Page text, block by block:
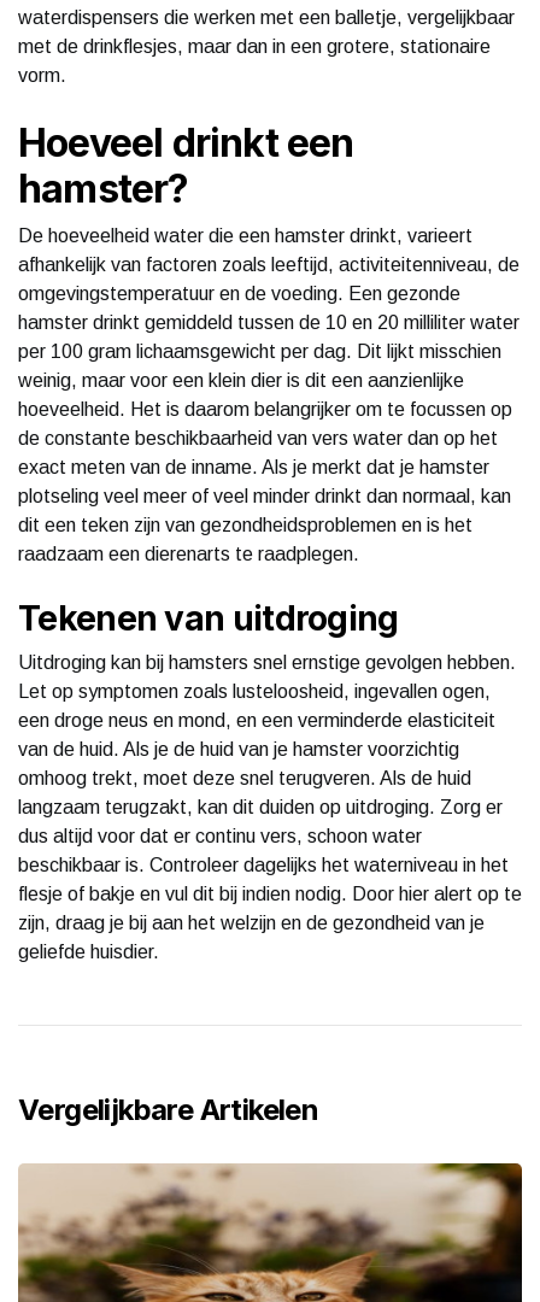
waterdispensers die werken met een balletje, vergelijkbaar
met de drinkflesjes, maar dan in een grotere, stationaire
vorm.
Hoeveel drinkt een
hamster?
De hoeveelheid water die een hamster drinkt, varieert
afhankelijk van factoren zoals leeftijd, activiteitenniveau, de
omgevingstemperatuur en de voeding. Een gezonde
hamster drinkt gemiddeld tussen de 10 en 20 milliliter water
per 100 gram lichaamsgewicht per dag. Dit lijkt misschien
weinig, maar voor een klein dier is dit een aanzienlijke
hoeveelheid. Het is daarom belangrijker om te focussen op
de constante beschikbaarheid van vers water dan op het
exact meten van de inname. Als je merkt dat je hamster
plotseling veel meer of veel minder drinkt dan normaal, kan
dit een teken zijn van gezondheidsproblemen en is het
raadzaam een dierenarts te raadplegen.
Tekenen van uitdroging
Uitdroging kan bij hamsters snel ernstige gevolgen hebben.
Let op symptomen zoals lusteloosheid, ingevallen ogen,
een droge neus en mond, en een verminderde elasticiteit
van de huid. Als je de huid van je hamster voorzichtig
omhoog trekt, moet deze snel terugveren. Als de huid
langzaam terugzakt, kan dit duiden op uitdroging. Zorg er
dus altijd voor dat er continu vers, schoon water
beschikbaar is. Controleer dagelijks het waterniveau in het
flesje of bakje en vul dit bij indien nodig. Door hier alert op te
zijn, draag je bij aan het welzijn en de gezondheid van je
geliefde huisdier.
Vergelijkbare Artikelen